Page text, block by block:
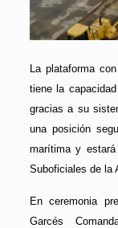
La plataforma
tiene la
gracias a su
una posición
marítima y
Suboficiales de la
En ceremonia
Garcés